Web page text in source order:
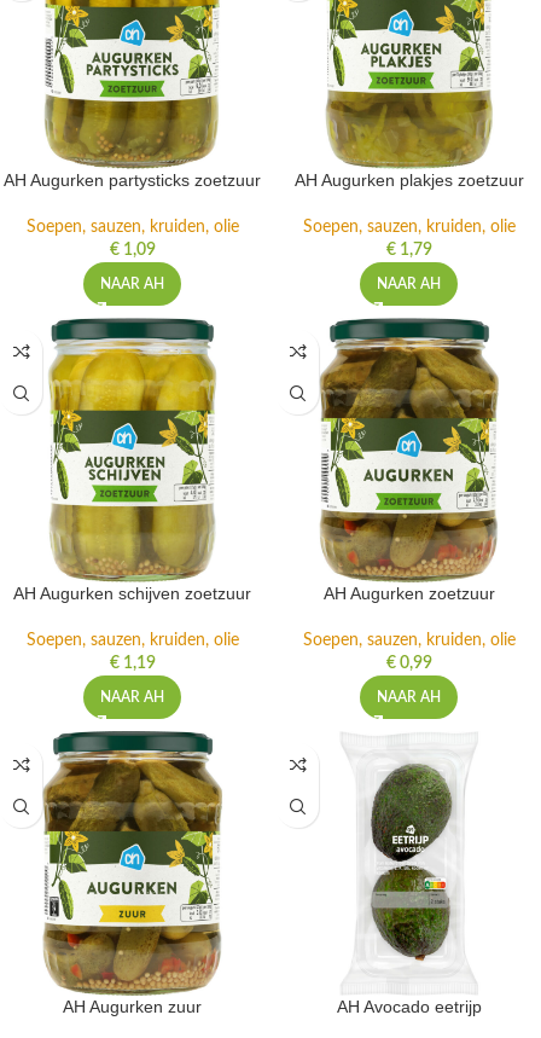
AH Augurken partysticks zoetzuur
Soepen, sauzen, kruiden, olie
€1,09
NAAR AH
AH Augurken plakjes zoetzuur
Soepen, sauzen, kruiden, olie
€1,79
NAAR AH
AH Augurken schijven zoetzuur
Soepen, sauzen, kruiden, olie
€1,19
NAAR AH
AH Augurken zoetzuur
Soepen, sauzen, kruiden, olie
€0,99
NAAR AH
AH Augurken zuur AH Avocado eetrijp